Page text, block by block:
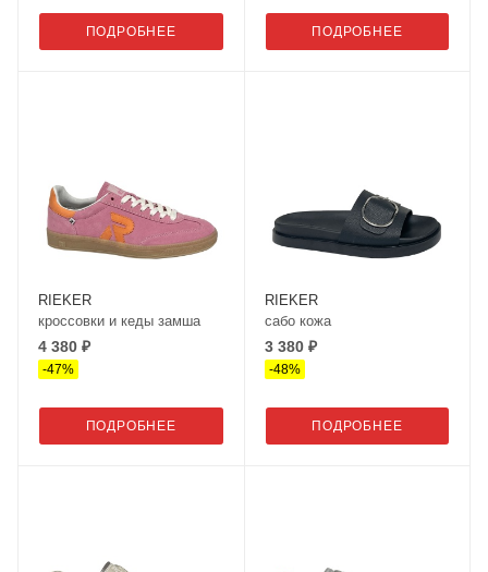
ПОДРОБНЕЕ ПОДРОБНЕЕ
RIEKER
кроссовки и кеды замша
4 380 ₽
-47%
ПОДРОБНЕЕ
RIEKER
сабо кожа
3 380 ₽
-48%
ПОДРОБНЕЕ